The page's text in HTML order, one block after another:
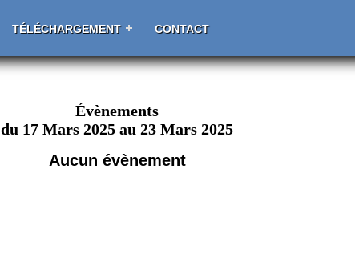
TÉLÉCHARGEMENT CONTACT
Évènements
du 17 Mars 2025 au 23 Mars 2025
Aucun évènement